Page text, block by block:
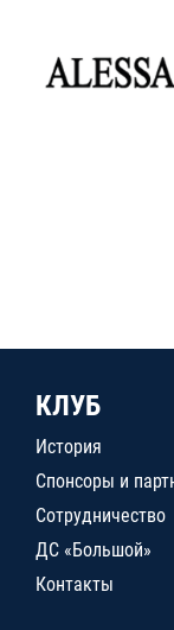
КЛУБ
История
Спонсоры и
Сотрудничество
ДС «Большой»
Контакты